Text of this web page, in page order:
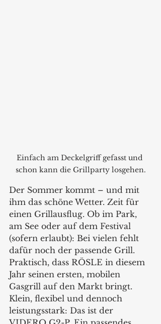
Einfach am Deckelgriff gefasst und
schon kann die Grillparty losgehen.
Der Sommer kommt – und mit
ihm das schöne Wetter. Zeit für
einen Grillausflug. Ob im Park,
am See oder auf dem Festival
(sofern erlaubt): Bei vielen fehlt
dafür noch der passende Grill.
Praktisch, dass RÖSLE in diesem
Jahr seinen ersten, mobilen
Gasgrill auf den Markt bringt.
Klein, flexibel und dennoch
leistungsstark: Das ist der